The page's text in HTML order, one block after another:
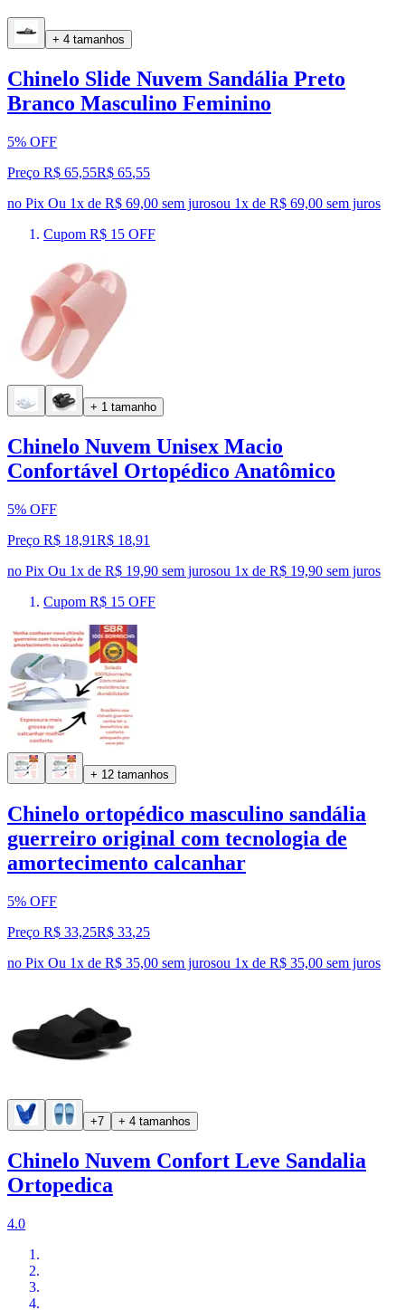
+ 4 tamanhos
Chinelo Slide Nuvem Sandália Preto
Branco Masculino Feminino
5% OFF
Preço R$ 65,55R$ 65,55
no Pix Ou 1x de R$ 69,00 sem jurosou 1x de R$ 69,00 sem juros
Cupom R$ 15 OFF
+ 1 tamanho
Chinelo Nuvem Unisex Macio
Confortável Ortopédico Anatômico
5% OFF
Preço R$ 18,91R$ 18,91
no Pix Ou 1x de R$ 19,90 sem jurosou 1x de R$ 19,90 sem juros
Cupom R$ 15 OFF
+ 12 tamanhos
Chinelo ortopédico masculino sandália
guerreiro original com tecnologia de
amortecimento calcanhar
5% OFF
Preço R$ 33,25R$ 33,25
no Pix Ou 1x de R$ 35,00 sem jurosou 1x de R$ 35,00 sem juros
+7 + 4 tamanhos
Chinelo Nuvem Confort Leve Sandalia
Ortopedica
4.0